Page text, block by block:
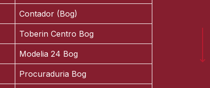
Contador (Bog)
Toberin Centro Bog
Modelia 24 Bog
Procuraduria Bog